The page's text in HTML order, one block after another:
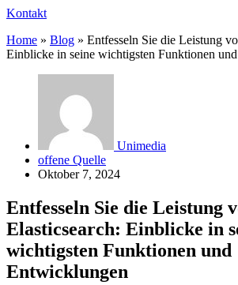
Kontakt
Home » Blog » Entfesseln Sie die Leistung
Einblicke in seine wichtigsten Funktionen
Unimedia
offene Quelle
Oktober 7, 2024
Entfesseln Sie die Leistung
Elasticsearch: Einblicke in
wichtigsten Funktionen und
Entwicklungen